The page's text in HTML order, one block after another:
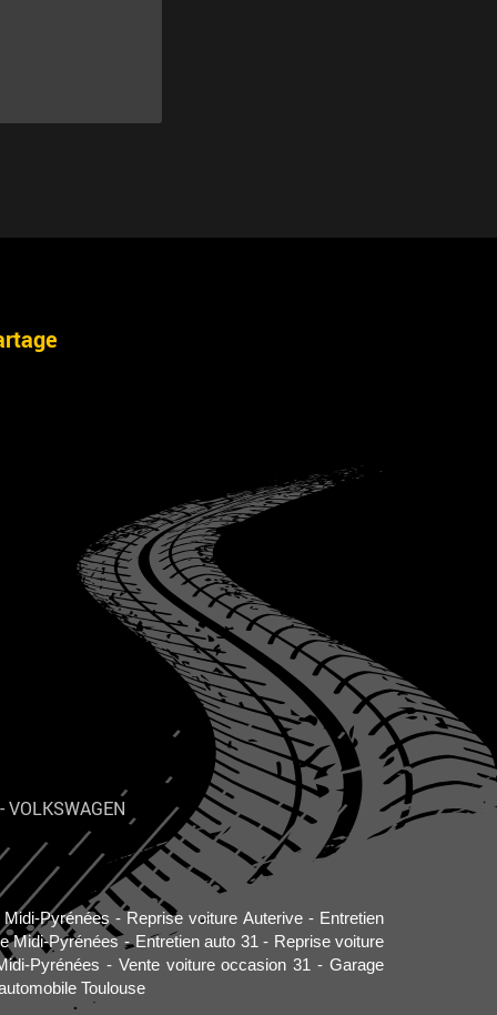
VOLKSWAGEN
Pyrénées Reprise voiture Auterive
Entretien
Midi-Pyrénées
Entretien auto 31
Reprise voiture
Pyrénées
Vente voiture occasion 31
Garage
Toulouse